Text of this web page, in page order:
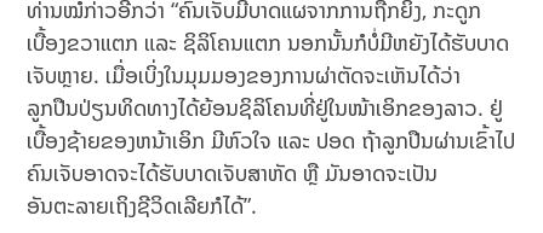
ທ່ານໝໍກ່າວອີກວ່າ “ຄົນເຈັບມີບາດແຜຈາກການຖືກຍິງ, ກະດູກ
ເບື້ອງຂວາແຕກ ແລະ ຊິລິໂຄນແຕກ ນອກນັ້ນກໍບໍ່ມີຫຍັງໄດ້ຮັບບາດ
ເຈັບຫຼາຍ. ເມື່ອເບິ່ງໃນມຸມມອງຂອງການຜ່າຕັດຈະເຫັນໄດ້ວ່າ
ລູກປືນປ່ຽນທິດທາງໄດ້ຍ້ອນຊິລິໂຄນທີ່ຢູ່ໃນໜ້າເອິກຂອງລາວ. ຢູ່
ເບື້ອງຊ້າຍຂອງຫນ້າເອິກ ມີຫົວໃຈ ແລະ ປອດ ຖ້າລູກປືນຜ່ານເຂົ້າໄປ
ຄົນເຈັບອາດຈະໄດ້ຮັບບາດເຈັບສາຫັດ ຫຼື ມັນອາດຈະເປັນ
ອັນຕະລາຍເຖິງຊີວິດເລີຍກໍໄດ້”.